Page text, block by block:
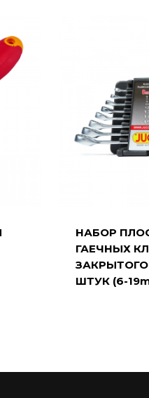
НАБОР
ГАЕЧНЫХ
ШТУК (6-